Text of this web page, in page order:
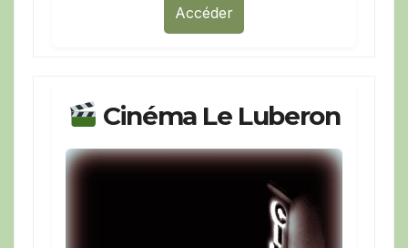
Accéder
Cinéma Le Luberon